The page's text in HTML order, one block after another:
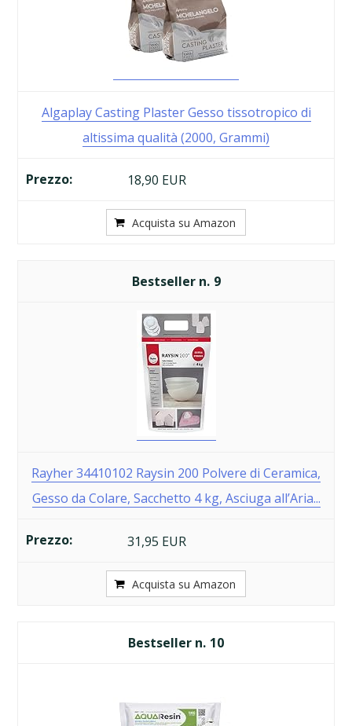
Algaplay Casting Plaster Gesso tissotropico di
altissima qualità (2000, Grammi)
18,90 EUR
Acquista su Amazon
9
Rayher 34410102 Raysin 200 Polvere di Ceramica,
Gesso da Colare, Sacchetto 4 kg, Asciuga all’Aria...
31,95 EUR
Acquista su Amazon
10